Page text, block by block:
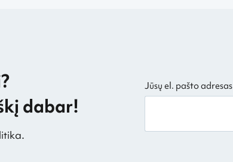
dabar!
Jūsų el. pašto adresas